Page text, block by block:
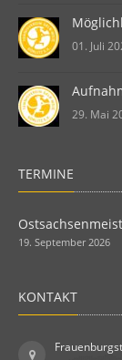
01. Juli
29. Mai
TERMINE
19. September 2026
KONTAKT